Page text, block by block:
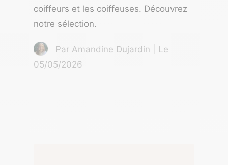
coiffeurs et les coiffeuses. Découvrez
notre sélection.
Par Amandine Dujardin | Le
05/05/2026